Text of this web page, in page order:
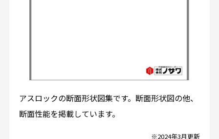
アスロックの断面形状図集です。断面形状図の他、
断面性能を掲載しています。
※2024年3月更新